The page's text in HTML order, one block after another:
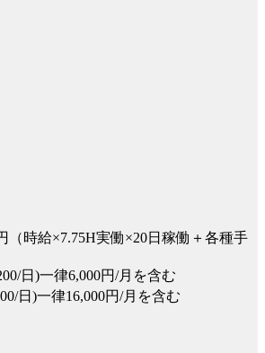
（時給×7.75H実働×20日稼働＋各種手
日)一律6,000円/月を含む
日)一律16,000円/月を含む